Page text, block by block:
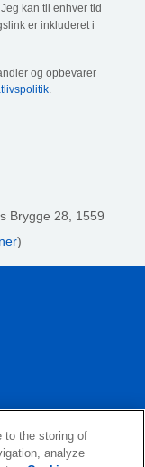
kan til enhver tid
er inkluderet i
og opbevarer
Brygge 28, 1559
)
to the storing of
analyze